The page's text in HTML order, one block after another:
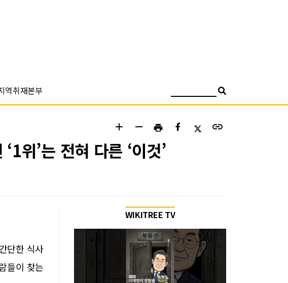
역취재본부
add remove print link
위’는 전혀 다른 ‘이것’
단한 식사
들이 찾는
WIKITREE TV